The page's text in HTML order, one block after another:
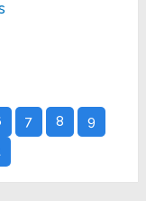
7 8
9